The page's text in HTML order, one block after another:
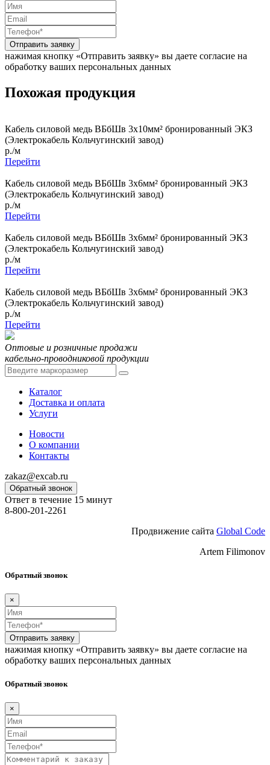
Отправить заявку
нажимая кнопку «Отправить заявку» вы даете согласие на
обработку ваших персональных данных
Похожая продукция
Кабель силовой медь ВБбШв 3x10мм² бронированный ЭКЗ
(Электрокабель Кольчугинский завод)
р./м
Перейти
Кабель силовой медь ВБбШв 3x6мм² бронированный ЭКЗ
(Электрокабель Кольчугинский завод)
р./м
Перейти
Кабель силовой медь ВБбШв 3x6мм² бронированный ЭКЗ
(Электрокабель Кольчугинский завод)
р./м
Перейти
Кабель силовой медь ВБбШв 3x6мм² бронированный ЭКЗ
(Электрокабель Кольчугинский завод)
р./м
Перейти
Оптовые и розничные продажи
кабельно-проводниковой продукции
Каталог
Доставка и оплата
Услуги
Новости
О компании
Контакты
zakaz@excab.ru
Обратный звонок
Ответ в течение 15 минут
8-800-201-2261
Продвижение сайта Global Code
Artem Filimonov
Обратный звонок
×
Отправить заявку
нажимая кнопку «Отправить заявку» вы даете согласие на
обработку ваших персональных данных
Обратный звонок
×